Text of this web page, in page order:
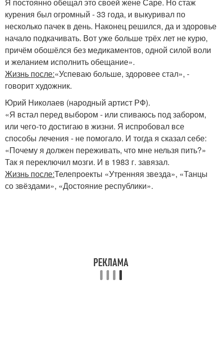
курения был огромный - 33 года, и выкуривал по
несколько пачек в день. Наконец решился, да и здоровье
начало подкачивать. Вот уже больше трёх лет не курю,
причём обошёлся без медикаментов, одной силой воли
и желанием исполнить обещание».
Жизнь после:«Успеваю больше, здоровее стал», -
говорит художник.
Юрий Николаев (народный артист РФ).
«Я встал перед выбором - или спиваюсь под забором,
или чего-то достигаю в жизни. Я испробовал все
способы лечения - не помогало. И тогда я сказал себе:
«Почему я должен переживать, что мне нельзя пить?»
Так я переключил мозги. И в 1983 г. завязал.
Жизнь после:Телепроекты «Утренняя звезда», «Танцы
со звёздами», «Достояние республики».